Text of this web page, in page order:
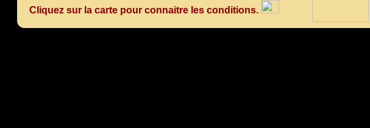
Cliquez sur la carte pour connaitre les conditions.